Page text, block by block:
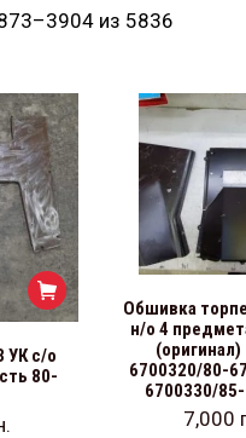
из 5836
УК с/о
80-
Обшивка
н/о 4
6700320/80-
6700330/
7,000